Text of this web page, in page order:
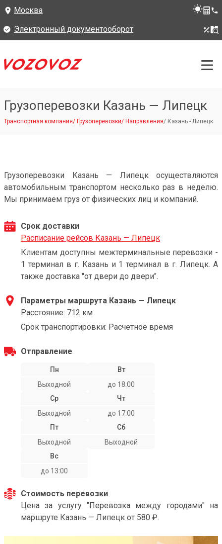
Москва
Электронный документооборот
Грузоперевозки Казань — Липецк
Транспортная компания/ Грузоперевозки/ Направления/ Казань - Липецк
Грузоперевозки Казань — Липецк осуществляются
автомобильным транспортом несколько раз в неделю.
Мы принимаем груз от физических лиц и компаний.
Срок доставки
Расписание рейсов Казань — Липецк
Клиентам доступны межтерминальные перевозки -
1 терминал в г. Казань и 1 терминал в г. Липецк. А
также доставка "от двери до двери".
Параметры маршрута Казань — Липецк
Расстояние: 712 км
Срок транспортировки: Расчетное время
Отправление
Пн
Выходной
Вт
до 18:00
Ср
Выходной
Чт
до 17:00
Пт
Выходной
Сб
Выходной
Вс
до 13:00
Стоимость перевозки
Цена за услугу "Перевозка между городами" на
маршруте Казань — Липецк от 580 ₽.